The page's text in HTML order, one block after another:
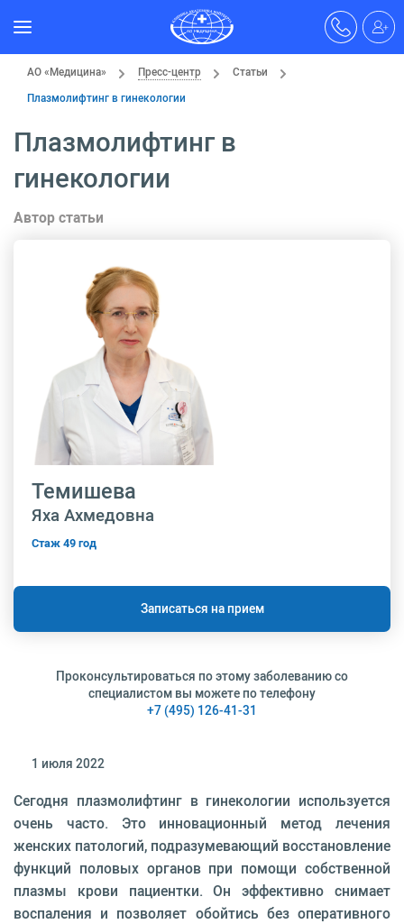
АО «Медицина» Пресс-центр
Статьи
Плазмолифтинг в гинекологии
Плазмолифтинг в
гинекологии
1 июля 2022
Сегодня плазмолифтинг в гинекологии используется
очень часто. Это инновационный метод лечения
женских патологий, подразумевающий восстановление
функций половых органов при помощи собственной
плазмы крови пациентки. Он эффективно снимает
воспаления и позволяет обойтись без оперативного
Автор статьи
Темишева
Яха Ахмедовна
Стаж 49 год
Записаться на прием
Проконсультироваться по этому заболеванию со
специалистом вы можете по телефону
+7 (495) 126-41-31